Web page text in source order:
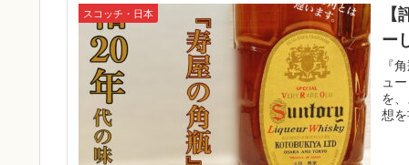
スコッチ・日本
ー
『
ュ
を
想